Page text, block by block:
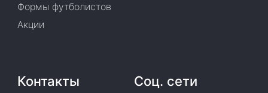
Формы футболистов
Акции
Контакты Соц. сети